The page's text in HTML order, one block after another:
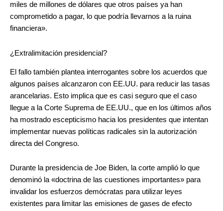
miles de millones de dólares que otros países ya han
comprometido a pagar, lo que podría llevarnos a la ruina
financiera».
¿Extralimitación presidencial?
El fallo también plantea interrogantes sobre los acuerdos que
algunos países alcanzaron con EE.UU. para reducir las tasas
arancelarias. Esto implica que es casi seguro que el caso
llegue a la Corte Suprema de EE.UU., que en los últimos años
ha mostrado escepticismo hacia los presidentes que intentan
implementar nuevas políticas radicales sin la autorización
directa del Congreso.
Durante la presidencia de Joe Biden, la corte amplió lo que
denominó la «doctrina de las cuestiones importantes» para
invalidar los esfuerzos demócratas para utilizar leyes
existentes para limitar las emisiones de gases de efecto